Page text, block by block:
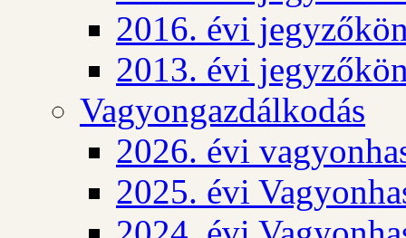
2016. évi
2013. évi
Vagyongazdálkodás
2026. évi
2025. évi